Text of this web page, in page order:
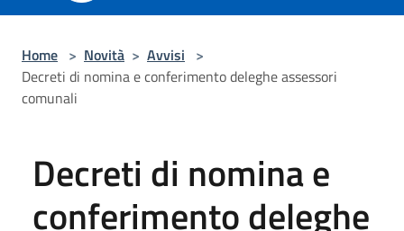
Home > Novità > Avvisi >
Decreti di nomina e conferimento deleghe assessori
comunali
Decreti di nomina e
conferimento deleghe